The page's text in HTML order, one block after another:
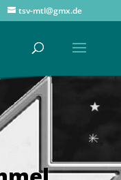
tsv-mtl@gmx.de